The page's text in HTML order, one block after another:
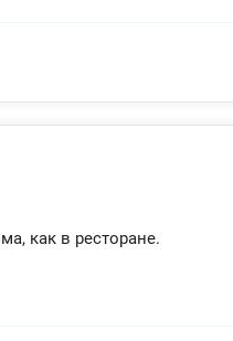
как в ресторане.